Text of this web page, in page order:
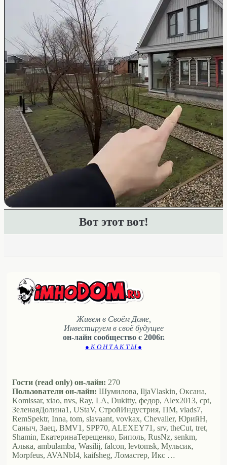
Вот этот вот!
Живем в Своём Доме,
Инвестируем в своё будущее
он-лайн сообщество с 2006г.
● К О Н Т А К Т Ы ●
Гости (read only) он-лайн: 270
Пользователи он-лайн: Шумилова, IljaVlaskin, Оксана,
Komissar, xiao, nvs, Ray, LA, Dukitty, федор, Alex2013, cpt,
ЗеленаяДолина1, UStaV, СтройИндустрия, ПМ, vlads7,
RemSpektr, Inna, tom, slavaant, vovkax, Chevalier, ЮрийН,
Саныч, Заец, BMV1, SPP70, ALEXEY71, srv, theCut, tret,
Shamin, ЕкатеринаТерещенко, Биполь, RusNz, senkm,
Алька, ambulamba, Wasilij, falcon, levtomsk, Мульсик,
Morpfeus, AVANbI4, kaifsheg, Ломастер, Икс …